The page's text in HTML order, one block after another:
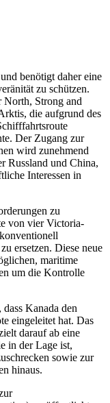
benötigt daher eine
zu schützen.
North, Strong and
die aufgrund des
Der Zugang zur
wird zunehmend
Russland und China,
Interessen in
zu
von vier Victoria-
ersetzen. Diese neue
maritime
um die Kontrolle
Kanada den
eingeleitet hat. Das
darauf ab eine
in der Lage ist,
sowie zur
hinaus.